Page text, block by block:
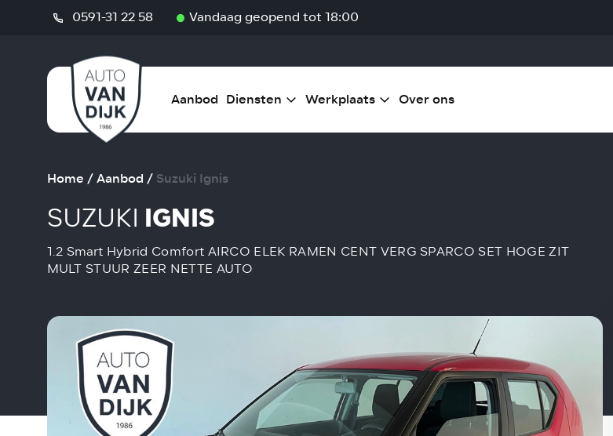
0591-31 22 58 Vandaag geopend tot 18:00
Aanbod Diensten Werkplaats Over ons
Home /Aanbod / Suzuki Ignis
SUZUKI IGNIS
1.2 Smart Hybrid Comfort AIRCO ELEK RAMEN CENT VERG SPARCO SET HOGE ZIT
MULT STUUR ZEER NETTE AUTO